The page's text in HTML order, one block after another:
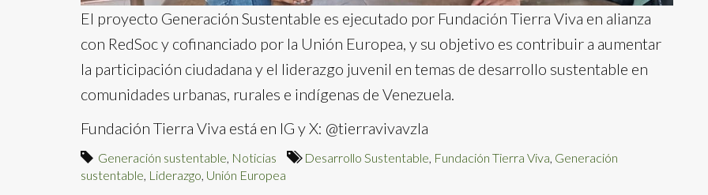
El proyecto Generación Sustentable es ejecutado por Fundación Tierra Viva en alianza
con RedSoc y cofinanciado por la Unión Europea, y su objetivo es contribuir a aumentar
la participación ciudadana y el liderazgo juvenil en temas de desarrollo sustentable en
comunidades urbanas, rurales e indígenas de Venezuela.
Fundación Tierra Viva está en IG y X: @tierravivavzla
Generación sustentable, Noticias Desarrollo Sustentable, Fundación Tierra Viva, Generación
sustentable, Liderazgo, Unión Europea